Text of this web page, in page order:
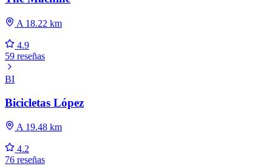
A 18.22 km
4.9
59 reseñas
BI
Bicicletas López
A 19.48 km
4.2
76 reseñas